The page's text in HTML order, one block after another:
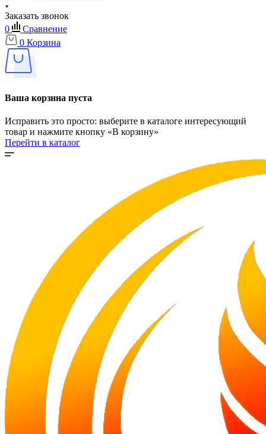
Заказать звонок
0
Сравнение
0 Корзина
Ваша корзина пуста
Исправить это просто: выберите в каталоге интересующий
товар и нажмите кнопку «В корзину»
Перейти в каталог